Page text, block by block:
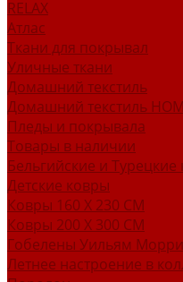
RELAX
Атлас
Ткани для покрывал
Уличные ткани
Домашний текстиль
Домашний текстиль
Пледы и покрывала
Товары в наличии
Бельгийские и Турецкие
Детские ковры
Ковры 160 X 230 СМ
Ковры 200 X 300 СМ
Гобелены Уильям
Летнее настроение в